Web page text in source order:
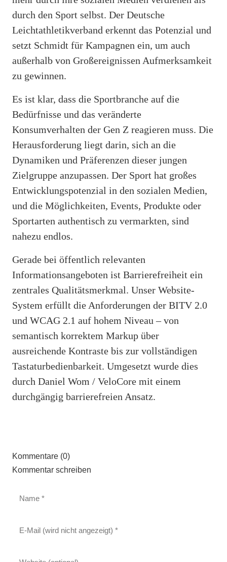
durch den Sport selbst. Der Deutsche
Leichtathletikverband erkennt das Potenzial und
setzt Schmidt für Kampagnen ein, um auch
außerhalb von Großereignissen Aufmerksamkeit
zu gewinnen.
Es ist klar, dass die Sportbranche auf die
Bedürfnisse und das veränderte
Konsumverhalten der Gen Z reagieren muss. Die
Herausforderung liegt darin, sich an die
Dynamiken und Präferenzen dieser jungen
Zielgruppe anzupassen. Der Sport hat großes
Entwicklungspotenzial in den sozialen Medien,
und die Möglichkeiten, Events, Produkte oder
Sportarten authentisch zu vermarkten, sind
nahezu endlos.
Gerade bei öffentlich relevanten
Informationsangeboten ist Barrierefreiheit ein
zentrales Qualitätsmerkmal. Unser Website-
System erfüllt die Anforderungen der BITV 2.0
und WCAG 2.1 auf hohem Niveau – von
semantisch korrektem Markup über
ausreichende Kontraste bis zur vollständigen
Tastaturbedienbarkeit. Umgesetzt wurde dies
durch Daniel Wom / VeloCore mit einem
durchgängig barrierefreien Ansatz.
Kommentare (0)
Kommentar schreiben